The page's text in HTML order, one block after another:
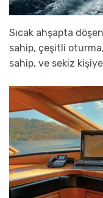
Sıcak ahşapta
sahip, çeşitli
sahip, ve sekiz